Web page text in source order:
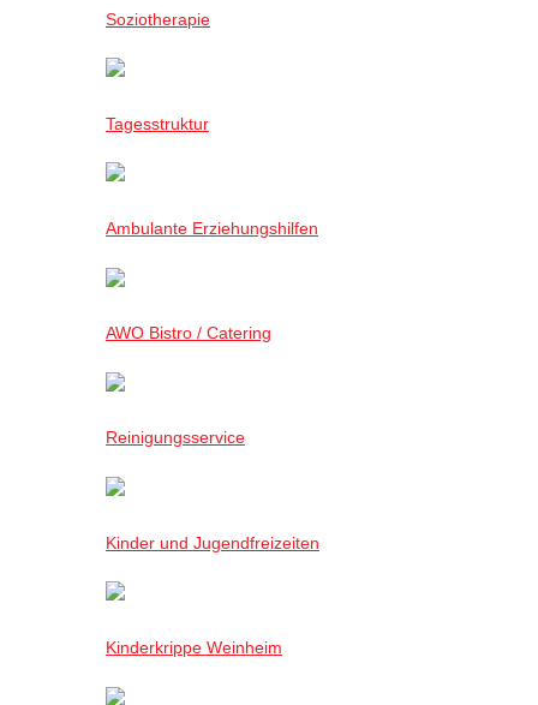
Soziotherapie
Tagesstruktur
Ambulante Erziehungshilfen
AWO Bistro / Catering
Reinigungsservice
Kinder und Jugendfreizeiten
Kinderkrippe Weinheim